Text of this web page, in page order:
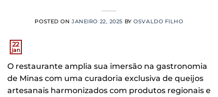
POSTED ONJANEIRO 22, 2025 BYOSVALDO FILHO
22
jan
O restaurante amplia sua imersão na gastronomia
de Minas com uma curadoria exclusiva de queijos
artesanais harmonizados com produtos regionais e